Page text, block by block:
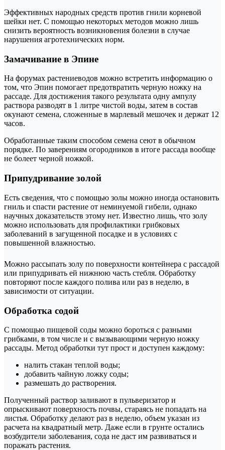
Эффективных народных средств против гнили корневой
шейки нет. С помощью некоторых методов можно лишь
снизить вероятность возникновения болезни в случае
нарушения агротехнических норм.
Замачивание в Эпине
На форумах растениеводов можно встретить информацию о
том, что Эпин помогает предотвратить черную ножку на
рассаде. Для достижения такого результата одну ампулу
раствора разводят в 1 литре чистой воды, затем в состав
окунают семена, сложенные в марлевый мешочек и держат 12
часов.
Обработанные таким способом семена сеют в обычном
порядке. По заверениям огородников в итоге рассада вообще
не болеет черной ножкой.
Припудривание золой
Есть сведения, что с помощью золы можно иногда остановить
гниль и спасти растение от неминуемой гибели, однако
научных доказательств этому нет. Известно лишь, что золу
можно использовать для профилактики грибковых
заболеваний в загущенной посадке и в условиях с
повышенной влажностью.
Можно рассыпать золу по поверхности контейнера с рассадой
или припудривать ей нижнюю часть стебля. Обработку
повторяют после каждого полива или раз в неделю, в
зависимости от ситуации.
Обработка содой
С помощью пищевой соды можно бороться с разными
грибками, в том числе и с вызывающими черную ножку
рассады. Метод обработки тут прост и доступен каждому:
налить стакан теплой воды;
добавить чайную ложку соды;
размешать до растворения.
Полученный раствор заливают в пульверизатор и
опрыскивают поверхность почвы, стараясь не попадать на
листья. Обработку делают раз в неделю, объем указан из
расчета на квадратный метр. Даже если в грунте остались
возбудители заболевания, сода не даст им развиваться и
поражать растения.